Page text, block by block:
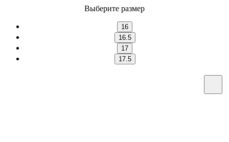
Выберите размер
16
16.5
17
17.5